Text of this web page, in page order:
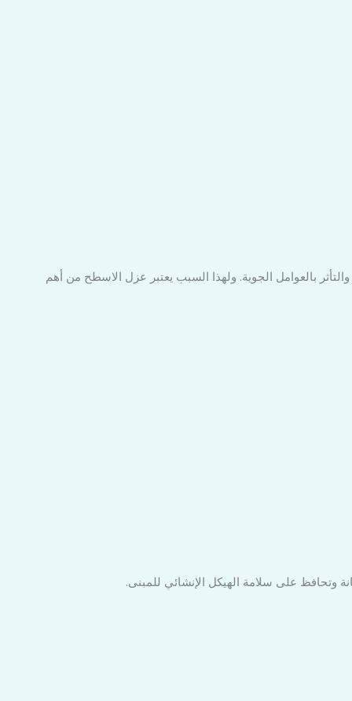
بالعوامل الجوية. ولهذا السبب يعتبر عزل الاسطح من أهم
وتحافظ على سلامة الهيكل الإنشائي للمبنى.